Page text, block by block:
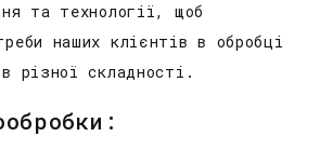
та технології, щоб
наших клієнтів в обробці
різної складності.